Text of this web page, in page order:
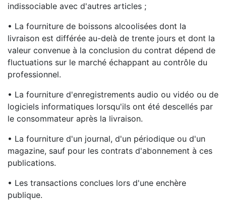
indissociable avec d'autres articles ;
• La fourniture de boissons alcoolisées dont la
livraison est différée au-delà de trente jours et dont la
valeur convenue à la conclusion du contrat dépend de
fluctuations sur le marché échappant au contrôle du
professionnel.
• La fourniture d'enregistrements audio ou vidéo ou de
logiciels informatiques lorsqu'ils ont été descellés par
le consommateur après la livraison.
• La fourniture d'un journal, d'un périodique ou d'un
magazine, sauf pour les contrats d'abonnement à ces
publications.
• Les transactions conclues lors d'une enchère
publique.